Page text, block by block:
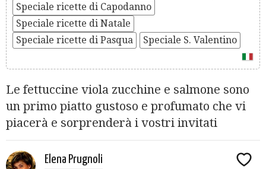
Speciale ricette di Capodanno
Speciale ricette di Natale
Speciale ricette di Pasqua
Speciale S. Valentino
Le fettuccine viola zucchine e salmone sono
un primo piatto gustoso e profumato che vi
piacerà e sorprenderà i vostri invitati
Elena Prugnoli